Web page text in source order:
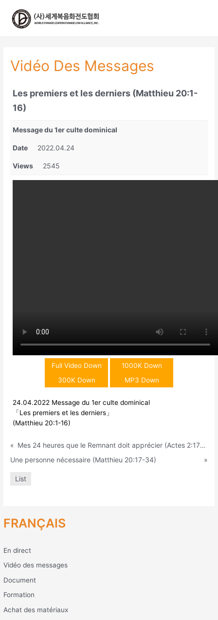
FRANÇAIS
En direct
Vidéo des messages
Document
Formation
Achat des matériaux
Vidéo Des Messages
Les premiers et les derniers (Matthieu 20:1-
16)
Message du 1er culte dominical
Date 2022.04.24
Views 2545
Full Video Down
1000K Down
300K Down
MP3 Down
24.04.2022 Message du 1er culte dominical
「Les premiers et les derniers」
(Matthieu 20:1-16)
«
Mes 24 heures que le Remnant doit apprécier (Actes 2:17-18)
Une personne nécessaire (Matthieu 20:17-34)
»
List